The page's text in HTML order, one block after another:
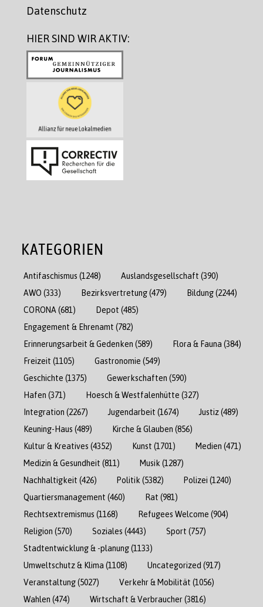
Datenschutz
HIER SIND WIR AKTIV:
KATEGORIEN
Antifaschismus (1248) Auslandsgesellschaft (390)
AWO (333) Bezirksvertretung(479) Bildung(2244)
CORONA (681) Depot (485)
Engagement & Ehrenamt (782)
Erinnerungsarbeit & Gedenken (589) Flora & Fauna (384)
Freizeit (1105) Gastronomie (549)
Geschichte (1375) Gewerkschaften (590)
Hafen (371) Hoesch & Westfalenhütte (327)
Integration (2267) Jugendarbeit (1674) Justiz(489)
Keuning-Haus (489) Kirche & Glauben (856)
Kultur & Kreatives (4352) Kunst (1701) Medien (471)
Medizin & Gesundheit (811) Musik (1287)
Nachhaltigkeit (426) Politik (5382) Polizei (1240)
Quartiersmanagement (460) Rat (981)
Rechtsextremismus (1168) Refugees Welcome (904)
Religion (570) Soziales (4443) Sport (757)
Stadtentwicklung & -planung(1133)
Umweltschutz & Klima (1108) Uncategorized (917)
Veranstaltung(5027) Verkehr & Mobilität (1056)
Wahlen (474) Wirtschaft & Verbraucher(3816)